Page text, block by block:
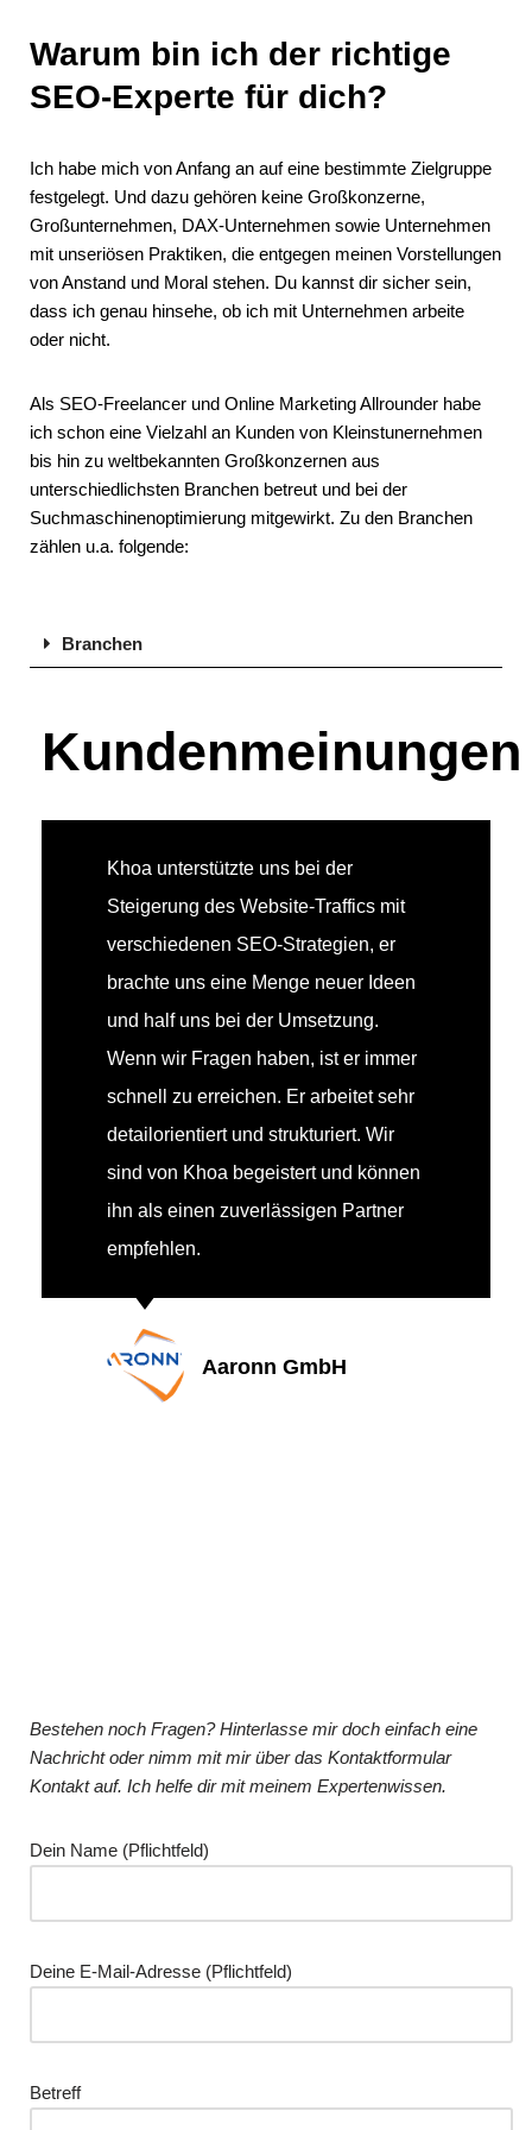
Warum bin ich der richtige
SEO-Experte für dich?
Ich habe mich von Anfang an auf eine bestimmte Zielgruppe
festgelegt. Und dazu gehören keine Großkonzerne,
Großunternehmen, DAX-Unternehmen sowie Unternehmen
mit unseriösen Praktiken, die entgegen meinen Vorstellungen
von Anstand und Moral stehen. Du kannst dir sicher sein,
dass ich genau hinsehe, ob ich mit Unternehmen arbeite
oder nicht.
Als SEO-Freelancer und Online Marketing Allrounder habe
ich schon eine Vielzahl an Kunden von Kleinstunernehmen
bis hin zu weltbekannten Großkonzernen aus
unterschiedlichsten Branchen betreut und bei der
Suchmaschinenoptimierung mitgewirkt. Zu den Branchen
zählen u.a. folgende:
Branchen
Kundenmeinungen
Khoa unterstützte uns bei der
Steigerung des Website-Traffics mit
verschiedenen SEO-Strategien, er
brachte uns eine Menge neuer Ideen
und half uns bei der Umsetzung.
Wenn wir Fragen haben, ist er immer
schnell zu erreichen. Er arbeitet sehr
detailorientiert und strukturiert. Wir
sind von Khoa begeistert und können
ihn als einen zuverlässigen Partner
empfehlen.
Aaronn GmbH
Bestehen noch Fragen? Hinterlasse mir doch einfach eine
Nachricht oder nimm mit mir über das Kontaktformular
Kontakt auf. Ich helfe dir mit meinem Expertenwissen.
Dein Name (Pflichtfeld)
Deine E-Mail-Adresse (Pflichtfeld)
Betreff